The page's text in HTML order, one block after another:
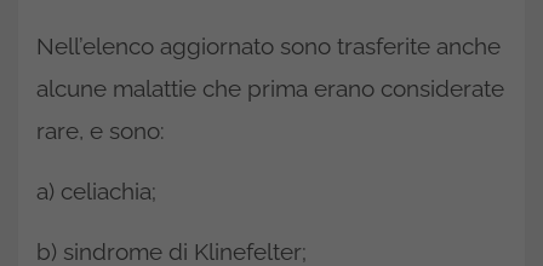
Nell’elenco aggiornato sono trasferite anche
alcune malattie che prima erano considerate
rare, e sono:
a) celiachia;
b) sindrome di Klinefelter;